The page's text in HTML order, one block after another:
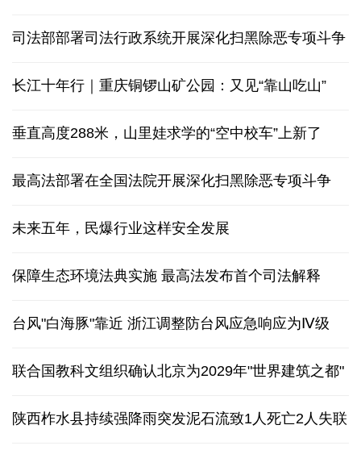
司法部部署司法行政系统开展深化扫黑除恶专项斗争
长江十年行｜重庆铜锣山矿公园：又见“靠山吃山”
垂直高度288米，山里娃求学的“空中校车”上新了
最高法部署在全国法院开展深化扫黑除恶专项斗争
未来五年，民爆行业这样安全发展
保障生态环境法典实施 最高法发布首个司法解释
台风"白海豚"靠近 浙江调整防台风应急响应为Ⅳ级
联合国教科文组织确认北京为2029年"世界建筑之都"
陕西柞水县持续强降雨突发泥石流致1人死亡2人失联